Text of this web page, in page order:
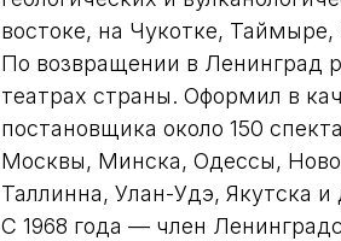
востоке, на Чукотке,
По возвращении в Ленинград
театрах страны. Оформил в
постановщика около 150
Москвы, Минска, Одессы,
Таллинна, Улан-Удэ, Якутска и
С 1968 года — член